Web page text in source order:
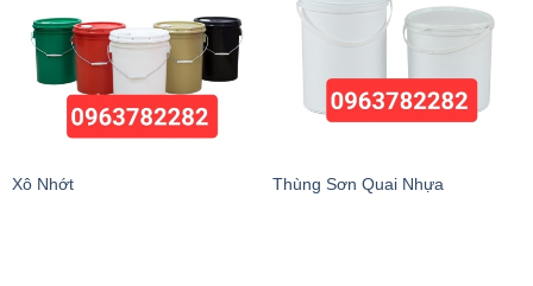
Xô Nhớt Thùng Sơn Quai Nhựa